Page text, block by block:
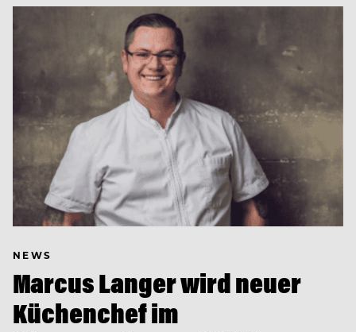
NEWS
Marcus Langer wird neuer
Küchenchef im